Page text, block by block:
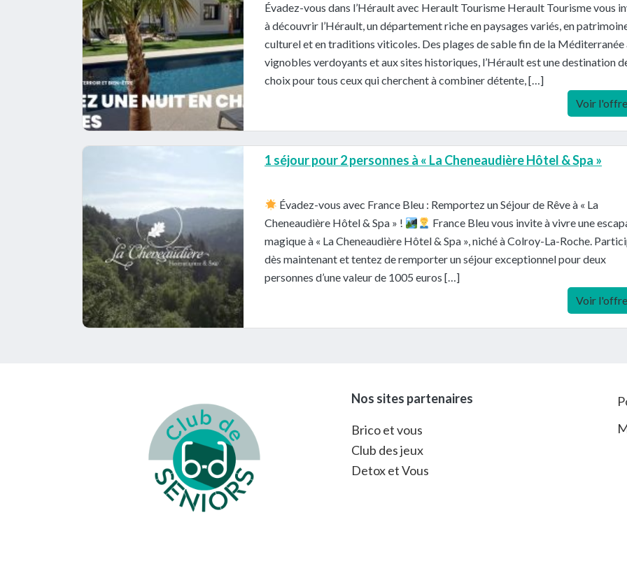
Évadez-vous dans l’Hérault avec Herault Tourisme Herault Tourisme vous
à découvrir l’Hérault, un département riche en paysages variés, en
culturel et en traditions viticoles. Des plages de sable fin de la Méditerranée
vignobles verdoyants et aux sites historiques, l’Hérault est une destination
choix pour tous ceux qui cherchent à combiner détente, […]
Voir
1 séjour pour 2 personnes à « La Cheneaudière Hôtel & Spa »
Évadez-vous avec France Bleu : Remportez un Séjour de Rêve à « La
Cheneaudière Hôtel & Spa » !
France Bleu vous invite à vivre une
magique à « La Cheneaudière Hôtel & Spa », niché à Colroy-La-Roche.
dès maintenant et tentez de remporter un séjour exceptionnel pour deux
personnes d’une valeur de 1005 euros […]
Voir
Nos sites partenaires
Brico et vous
Club des jeux
Detox et Vous